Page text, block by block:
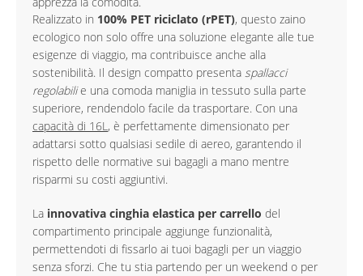
Realizzato in 100% PET riciclato (rPET), questo zaino
ecologico non solo offre una soluzione elegante alle tue
esigenze di viaggio, ma contribuisce anche alla
sostenibilità. Il design compatto presenta spallacci
regolabilie una comoda maniglia in tessuto sulla parte
superiore, rendendolo facile da trasportare. Con una
capacità di 16L, è perfettamente dimensionato per
adattarsi sotto qualsiasi sedile di aereo, garantendo il
rispetto delle normative sui bagagli a mano mentre
risparmi su costi aggiuntivi.
La innovativa cinghia elastica per carrello del
compartimento principale aggiunge funzionalità,
permettendoti di fissarlo ai tuoi bagagli per un viaggio
senza sforzi. Che tu stia partendo per un weekend o per